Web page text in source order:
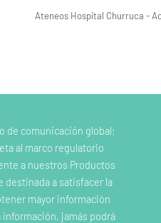
Ateneos Hospital Churruca -
de comunicación global;
al marco regulatorio
a nuestros Productos
a satisfacer la
mayor información
información, jamás podrá